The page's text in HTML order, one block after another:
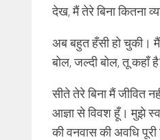
देख, मैं तेरे बिना कितना
अब बहुत हँसी हो चुकी।
बोल, जल्दी बोल, तू कहाँ
सीते तेरे बिना मैं जीवित
आज्ञा से विवश हूँ। मुझे
की वनवास की अवधि